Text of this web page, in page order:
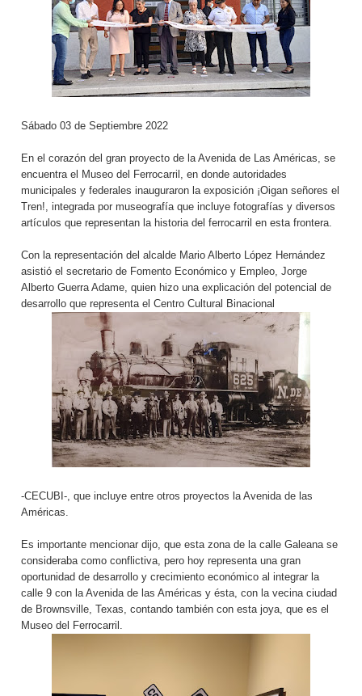
Sábado 03 de Septiembre 2022
En el corazón del gran proyecto de la Avenida de Las Américas, se
encuentra el Museo del Ferrocarril, en donde autoridades
municipales y federales inauguraron la exposición ¡Oigan señores el
Tren!, integrada por museografía que incluye fotografías y diversos
artículos que representan la historia del ferrocarril en esta frontera.
Con la representación del alcalde Mario Alberto López Hernández
asistió el secretario de Fomento Económico y Empleo, Jorge
Alberto Guerra Adame, quien hizo una explicación del potencial de
desarrollo que representa el Centro Cultural Binacional
-CECUBI-, que incluye entre otros proyectos la Avenida de las
Américas.
Es importante mencionar dijo, que esta zona de la calle Galeana se
consideraba como conflictiva, pero hoy representa una gran
oportunidad de desarrollo y crecimiento económico al integrar la
calle 9 con la Avenida de las Américas y ésta, con la vecina ciudad
de Brownsville, Texas, contando también con esta joya, que es el
Museo del Ferrocarril.